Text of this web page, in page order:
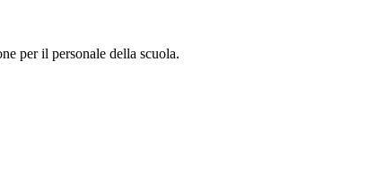
per il personale della scuola.